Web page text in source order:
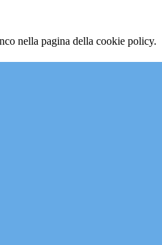
nella pagina della cookie policy.